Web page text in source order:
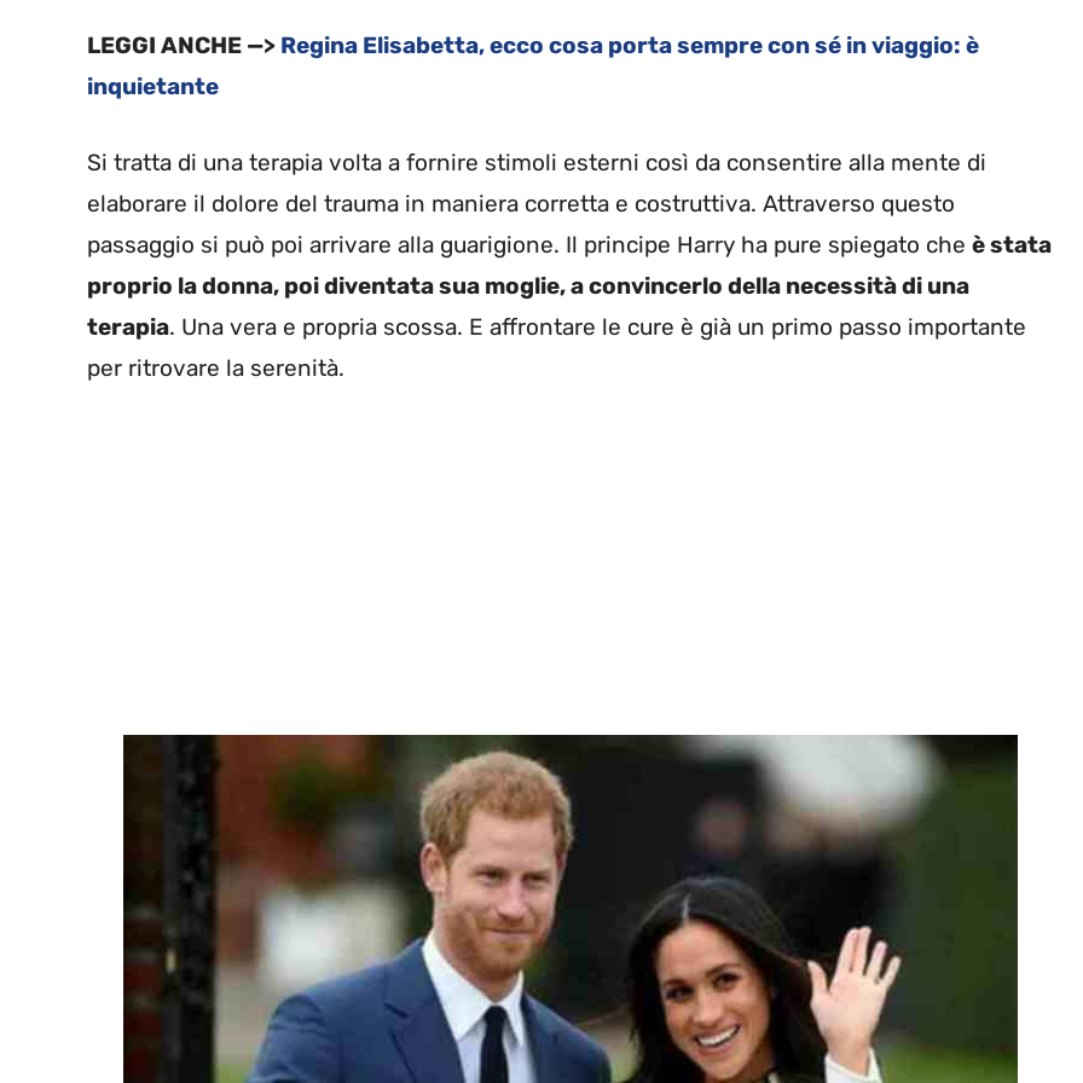
LEGGI ANCHE —> Regina Elisabetta, ecco cosa porta sempre con sé in viaggio: è
inquietante
Si tratta di una terapia volta a fornire stimoli esterni così da consentire alla mente di
elaborare il dolore del trauma in maniera corretta e costruttiva. Attraverso questo
passaggio si può poi arrivare alla guarigione. Il principe Harry ha pure spiegato che è stata
proprio la donna, poi diventata sua moglie, a convincerlo della necessità di una
terapia. Una vera e propria scossa. E affrontare le cure è già un primo passo importante
per ritrovare la serenità.